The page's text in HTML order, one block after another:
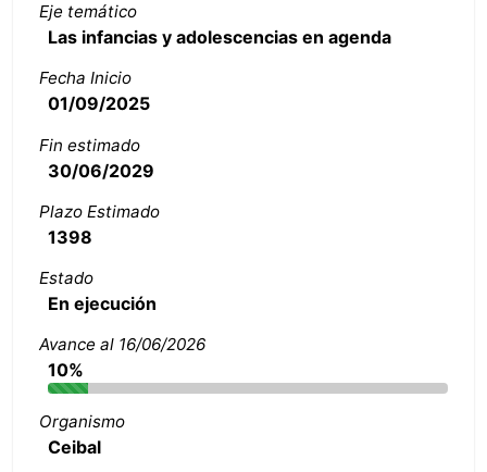
Eje temático
Las infancias y adolescencias en agenda
Fecha Inicio
01/09/2025
Fin estimado
30/06/2029
Plazo Estimado
1398
Estado
En ejecución
Avance al 16/06/2026
10%
Organismo
Ceibal